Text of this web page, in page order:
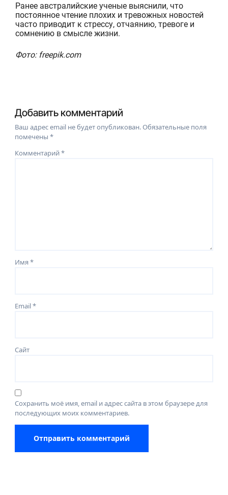
Ранее австралийские ученые выяснили, что
постоянное чтение плохихи тревожных новостей
часто приводит к стрессу, отчаянию, тревоге и
сомнению в смысле жизни.
Фото: freepik.com
Добавить комментарий
Ваш адрес email не будет опубликован.Обязательные поля
помечены*
Комментарий*
Имя*
Email*
Сайт
Сохранить моё имя, email и адрес сайта в этом браузере для
последующих моих комментариев.